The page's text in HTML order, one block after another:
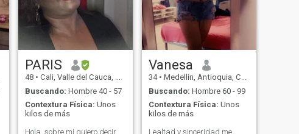
PARIS
48 • Cali, Valle del Cauca, Colombia
Buscando: Hombre 40 - 57
Contextura Física: Unos
kilos de más
Hola, sobre mi quiero decir
Vanesa
34 • Medellín, Antioquia, Colombia
Buscando: Hombre 60 - 99
Contextura Física: Unos
kilos de más
Lealtad y sinceridad me